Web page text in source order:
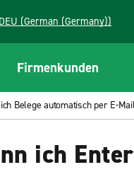
DEU (German (Germany))
Firmenkunden
Belege automatisch per E-
ich